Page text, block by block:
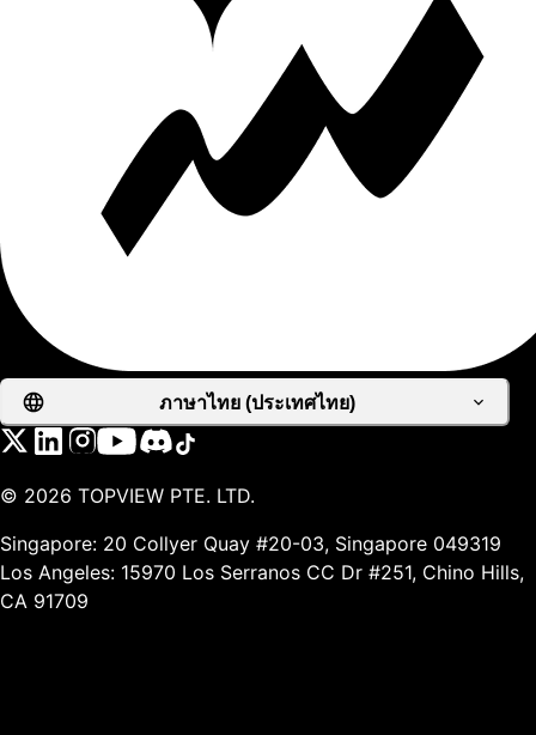
ภาษาไทย (ประเทศไทย)
© 2026 TOPVIEW PTE. LTD.
Singapore: 20 Collyer Quay #20-03, Singapore 049319
Los Angeles: 15970 Los Serranos CC Dr #251, Chino Hills,
CA 91709